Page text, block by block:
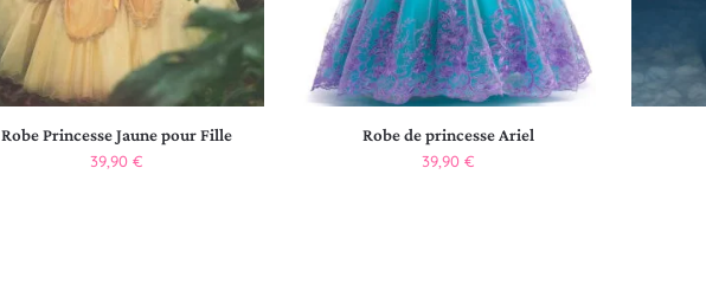
Robe Princesse Jaune pour Fille
39,90 €
Robe de princesse Ariel
39,90 €